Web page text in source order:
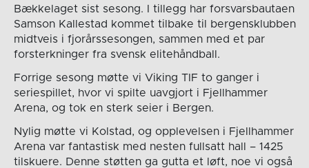
Bækkelaget sist sesong. I tillegg har forsvarsbautaen
Samson Kallestad kommet tilbake til bergensklubben
midtveis i fjorårssesongen, sammen med et par
forsterkninger fra svensk elitehåndball.
Forrige sesong møtte vi Viking TIF to ganger i
seriespillet, hvor vi spilte uavgjort i Fjellhammer
Arena, og tok en sterk seier i Bergen.
Nylig møtte vi Kolstad, og opplevelsen i Fjellhammer
Arena var fantastisk med nesten fullsatt hall – 1425
tilskuere. Denne støtten ga gutta et løft, noe vi også